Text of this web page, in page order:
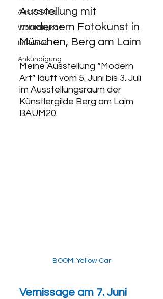
Ausstellung
Wohltätigkeit
Interview
Ankündigung
Ausstellung mit
modernem Fotokunst in
München, Berg am Laim
Meine Ausstellung “Modern
Art” läuft vom 5. Juni bis 3. Juli
im Ausstellungsraum der
Künstlergilde Berg am Laim
BAUM20.
BOOM! Yellow Car
Vernissage am 7. Juni